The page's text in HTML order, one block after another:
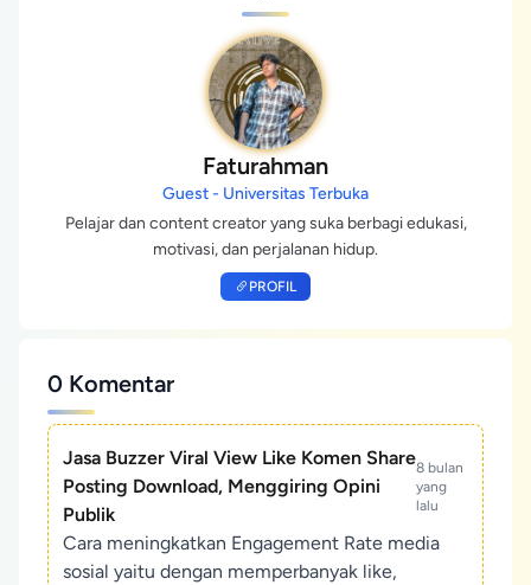
Faturahman
Guest - Universitas Terbuka
Pelajar dan content creator yang suka berbagi edukasi,
motivasi, dan perjalanan hidup.
PROFIL
0 Komentar
Jasa Buzzer Viral View Like Komen Share
Posting Download, Menggiring Opini
Publik
8 bulan
yang
lalu
Cara meningkatkan Engagement Rate media
sosial yaitu dengan memperbanyak like,